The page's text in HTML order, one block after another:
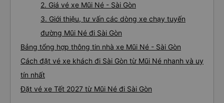
2. Giá vé xe Mũi Né - Sài Gòn
3. Giới thiệu, tư vấn các dòng xe chạy tuyến
đường Mũi Né đi Sài Gòn
Bảng tổng hợp thông tin nhà xe Mũi Né - Sài Gòn
Cách đặt vé xe khách đi Sài Gòn từ Mũi Né nhanh và uy
tín nhất
Đặt vé xe Tết 2027 từ Mũi Né đi Sài Gòn